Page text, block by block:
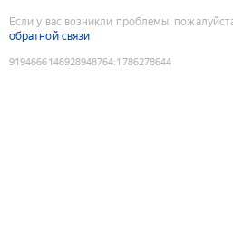
Если у вас возникли проблемы,
обратной связи
9194666146928948764:1786278644